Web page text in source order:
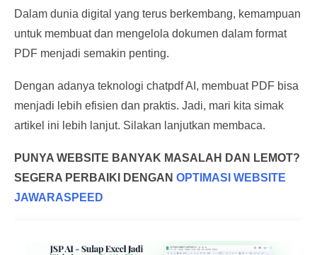
Dalam dunia digital yang terus berkembang, kemampuan
untuk membuat dan mengelola dokumen dalam format
PDF menjadi semakin penting.
Dengan adanya teknologi chatpdf AI, membuat PDF bisa
menjadi lebih efisien dan praktis. Jadi, mari kita simak
artikel ini lebih lanjut. Silakan lanjutkan membaca.
PUNYA WEBSITE BANYAK MASALAH DAN LEMOT?
SEGERA PERBAIKI DENGAN OPTIMASI WEBSITE
JAWARASPEED